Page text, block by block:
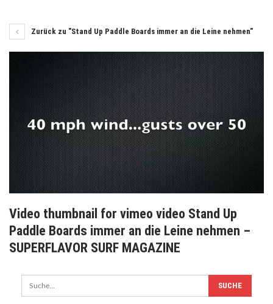
Zurück zu "Stand Up Paddle Boards immer an die Leine nehmen"
Video thumbnail for vimeo video Stand Up
Paddle Boards immer an die Leine nehmen –
SUPERFLAVOR SURF MAGAZINE